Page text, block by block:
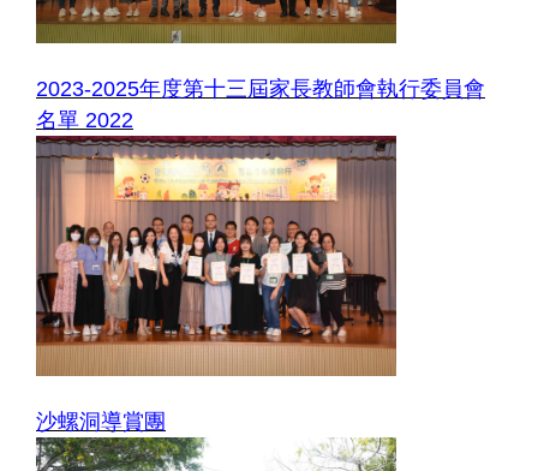
2023-2025年度第十三屆家長教師會執行委員會
名單 2022
沙螺洞導賞團